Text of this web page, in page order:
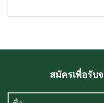
สมัครเพื่อรับ